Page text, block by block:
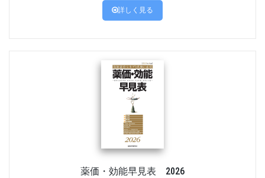
詳しく見る
薬価・効能早見表 2026